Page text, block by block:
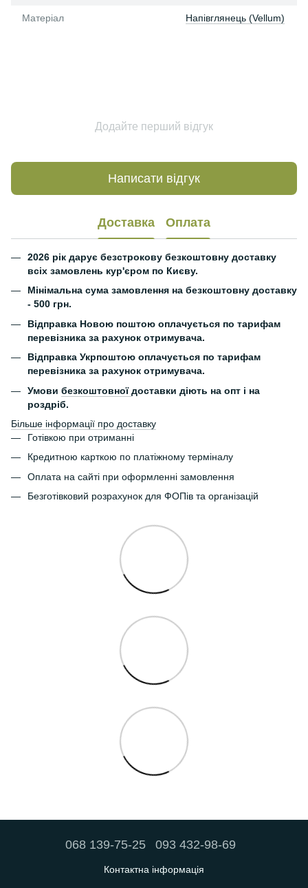
Матеріал Напівглянець (Vellum)
Додайте перший відгук
Написати відгук
Доставка Оплата
2026 рік дарує безстрокову безкоштовну доставку
всіх замовлень кур'єром по Києву.
Мінімальна сума замовлення на безкоштовну доставку
- 500 грн.
Відправка Новою поштою оплачується по тарифам
перевізника за рахунок отримувача.
Відправка Укрпоштою оплачується по тарифам
перевізника за рахунок отримувача.
Умови безкоштовноїдоставки діють на опт і на
роздріб.
Більше інформації про доставку
Готівкою при отриманні
Кредитною карткою по платіжному терміналу
Оплата на сайті при оформленні замовлення
Безготівковий розрахунок для ФОПів та організацій
068 139-75-25 093 432-98-69
Контактна інформація